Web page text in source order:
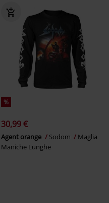
%
30,99 €
Agent orange Sodom
Maglia
Maniche Lunghe